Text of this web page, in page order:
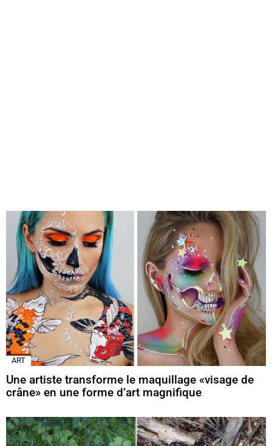
ART
Une artiste transforme le maquillage «visage de
crâne» en une forme d’art magnifique